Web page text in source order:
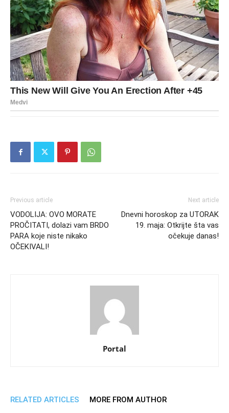
Previous article
VODOLIJA: OVO MORATE
PROČITATI, dolazi vam BRDO
PARA koje niste nikako
OČEKIVALI!
Next article
Dnevni horoskop za UTORAK
19. maja: Otkrijte šta vas
očekuje danas!
Portal
RELATED ARTICLES MORE FROM AUTHOR